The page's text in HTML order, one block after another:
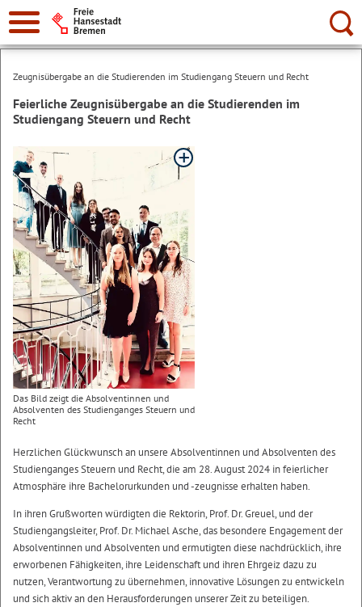
Suche:
Zeugnisübergabe an die Studierenden im Studiengang Steuern und Recht
Feierliche Zeugnisübergabe an die Studierenden im
Studiengang Steuern und Recht
Das Bild zeigt die Absolventinnen und
Absolventen des Studienganges Steuern und
Recht
Herzlichen Glückwunsch an unsere Absolventinnen und Absolventen des
Studienganges Steuern und Recht, die am 28. August 2024 in feierlicher
Atmosphäre ihre Bachelorurkunden und -zeugnisse erhalten haben.
In ihren Grußworten würdigten die Rektorin, Prof. Dr. Greuel, und der
Studiengangsleiter, Prof. Dr. Michael Asche, das besondere Engagement der
Absolventinnen und Absolventen und ermutigten diese nachdrücklich, ihre
erworbenen Fähigkeiten, ihre Leidenschaft und ihren Ehrgeiz dazu zu
nutzen, Verantwortung zu übernehmen, innovative Lösungen zu entwickeln
und sich aktiv an den Herausforderungen unserer Zeit zu beteiligen.